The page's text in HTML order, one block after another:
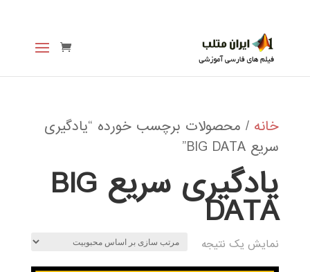
خانه / محصولات برچسب خورده “یادگیری
سریع BIG DATA”
یادگیری سریع BIG
DATA
نمایش یک نتیجه